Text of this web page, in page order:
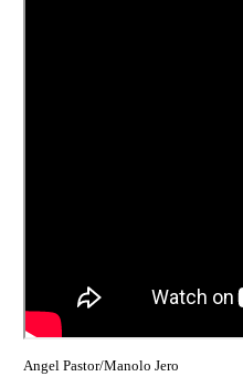
Angel Pastor/Manolo Jero